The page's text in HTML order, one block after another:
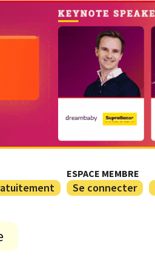
ESPACE MEMBRE
Se connecter